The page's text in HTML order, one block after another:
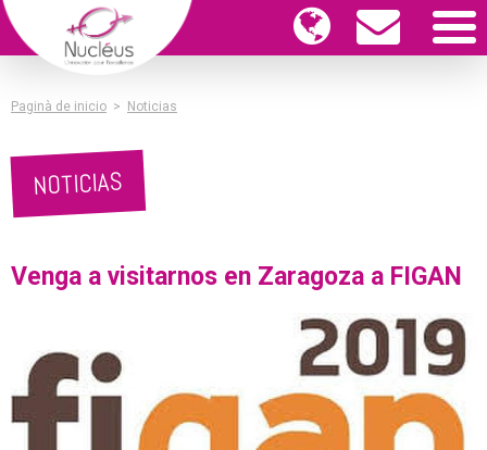
Paginà de inicio > Noticias
NOTICIAS
Venga a visitarnos en Zaragoza a FIGAN